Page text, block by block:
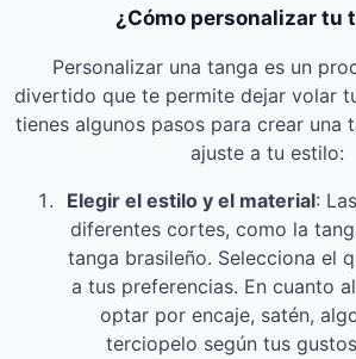
¿Cómo personalizar tu
Personalizar una tanga es un
divertido que te permite dejar volar
tienes algunos pasos para crear una
ajuste a tu estilo:
Elegir el estilo y el material:
diferentes cortes, como la
tanga brasileño. Selecciona el
a tus preferencias. En cuanto
optar por encaje, satén,
terciopelo según tus